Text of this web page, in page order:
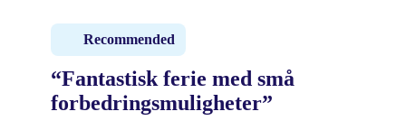
Recommended
“Fantastisk ferie med små
forbedringsmuligheter”